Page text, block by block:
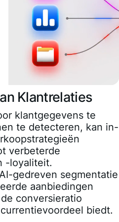
Klantrelaties
klantgegevens te
te detecteren, kan in-
verbeterde
-loyaliteit.
gedreven segmentatie
aanbiedingen
conversieratio
biedt.